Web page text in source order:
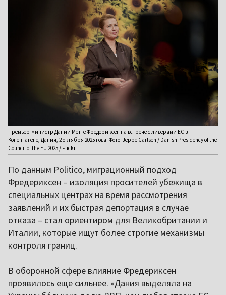
Премьер-министр Дании Метте Фредериксен на встрече с лидерами ЕС в
Копенгагене, Дания, 2 октября 2025 года. Фото: Jeppe Carlsen / Danish Presidency of the
Council of the EU 2025 / Flickr
По данным Politico, миграционный подход
Фредериксен – изоляция просителей убежища в
специальных центрах на время рассмотрения
заявлений и их быстрая депортация в случае
отказа – стал ориентиром для Великобритании и
Италии, которые ищут более строгие механизмы
контроля границ.
В оборонной сфере влияние Фредериксен
проявилось еще сильнее. «Дания выделяла на